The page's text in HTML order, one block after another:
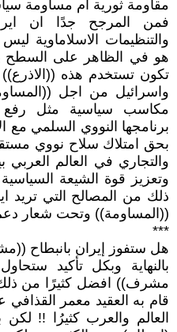
مقاومة ثورية أم مساومة
فمن المرجح جدًا ان
والتنظيمات الاسلاماوية
هو في الظاهر على السطح
تكون تستخدم هذه
واسرائيل من اجل
مكاسب سياسية مثل رفع
برنامجها النووي السلمي مع
بحق امتلاك سلاح نووي
والتجاري في العالم العربي
وتعزيز قوة الشيعة
ذلك من المصالح التي تريد
((المساومة)) وتحت شعار
***
هل ستفوز إيران بانبطاح
بالنهاية وبكل تأكيد
مشرف)) افضل كثيرًا من ذلك
العالم والعرب كثيرُا !! لكن